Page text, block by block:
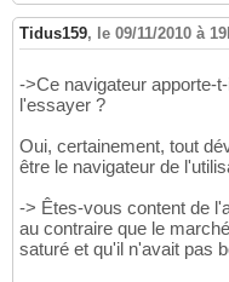
Tidus159, le 09/11/2010 à
->Ce navigateur apporte-
l'essayer ?
Oui, certainement, tout
être le navigateur de
-> Êtes-vous content de
au contraire que le
saturé et qu'il n'avait pas